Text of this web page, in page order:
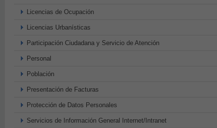
Licencias de Ocupación
Licencias Urbanísticas
Participación Ciudadana y Servicio de Atención
Personal
Población
Presentación de Facturas
Protección de Datos Personales
Servicios de Información General Internet/Intranet